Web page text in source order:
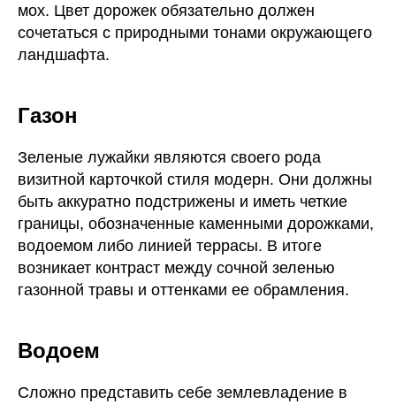
мох. Цвет дорожек обязательно должен
сочетаться с природными тонами окружающего
ландшафта.
Газон
Зеленые лужайки являются своего рода
визитной карточкой стиля модерн. Они должны
быть аккуратно подстрижены и иметь четкие
границы, обозначенные каменными дорожками,
водоемом либо линией террасы. В итоге
возникает контраст между сочной зеленью
газонной травы и оттенками ее обрамления.
Водоем
Сложно представить себе землевладение в